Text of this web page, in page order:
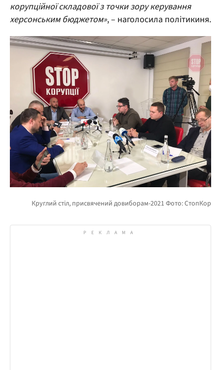
корупційної складової з точки зору керування
херсонським бюджетом», – наголосила політикиня.